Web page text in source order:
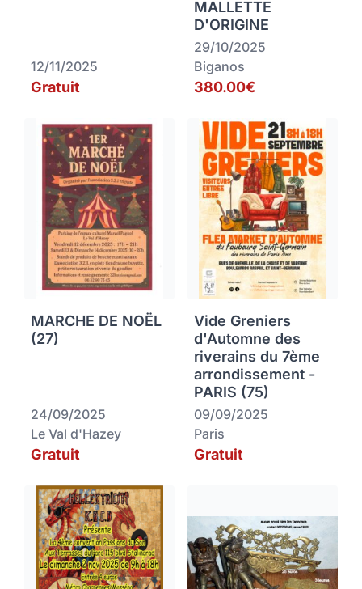
12/11/2025
Gratuit
MALLETTE
D'ORIGINE
29/10/2025
Biganos
380.00€
MARCHE DE NOËL
(27)
24/09/2025
Le Val d'Hazey
Gratuit
Vide Greniers
d'Automne des
riverains du 7ème
arrondissement -
PARIS (75)
09/09/2025
Paris
Gratuit